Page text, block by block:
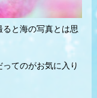
と海の写真とは思
てのがお気に入り